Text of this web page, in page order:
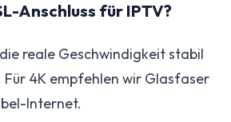
Anschluss für IPTV?
reale Geschwindigkeit stabil
Für 4K empfehlen wir Glasfaser
Internet.